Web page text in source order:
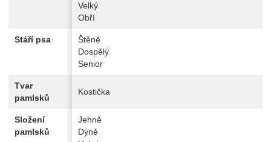
Velký
Obří
Stáří psa
Štěně
Dospělý
Senior
Tvar
pamlsků
Kostička
Složení
pamlsků
Jehně
Dýně